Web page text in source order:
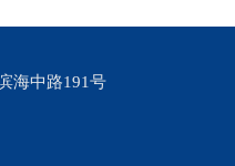
海中路191号